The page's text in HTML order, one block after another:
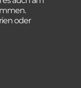
oder